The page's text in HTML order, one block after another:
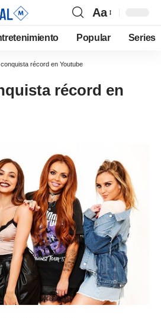
Aa
Popular Series
récord en Youtube
récord en